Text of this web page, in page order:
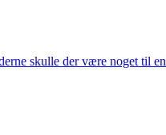
skulle der være noget til